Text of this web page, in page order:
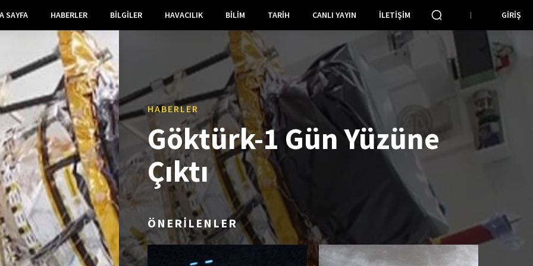
SAYFA HABERLER BILGILER HAVACILIK BILIM TARIH CANLI YAYIN İLETIŞIM GIRIŞ
HABERLER
Göktürk-1 Gün Yüzüne
Çıktı
ÖNERİLENLER